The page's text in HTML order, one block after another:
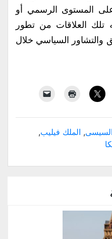
المستوى الرسمي أو
تلك العلاقات من تطور
السياسي خلال
السيسى, الملك فيليب,